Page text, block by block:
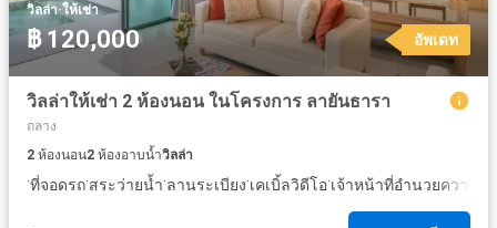
วิลล่า·ให้เช่า
฿ 120,000 อัพเดท
วิลล่าให้เช่า 2 ห้องนอน ในโครงการ ลายันธารา
ถลาง
2 ห้องนอน2 ห้องอาบน้ำวิลล่า
·ที่จอดรถ·สระว่ายน้ำ·ลานระเบียง·เคเบิ้ลวิดีโอ·เจ้าหน้าที่อำนวยความส